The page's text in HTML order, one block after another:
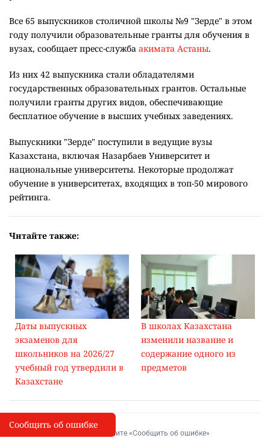
Все 65 выпускников столичной школы №9 "Зерде" в этом
году получили образовательные гранты для обучения в
вузах, сообщает пресс-служба акимата Астаны.
Из них 42 выпускника стали обладателями
государственных образовательных грантов. Остальные
получили гранты других видов, обеспечивающие
бесплатное обучение в высших учебных заведениях.
Выпускники "Зерде" поступили в ведущие вузы
Казахстана, включая Назарбаев Университет и
национальные университеты. Некоторые продолжат
обучение в университетах, входящих в топ-50 мирового
рейтинга.
Читайте также:
Даты выпускных
экзаменов для
школьников на 2026/27
учебный год утвердили в
Казахстане
В школах Казахстана
изменили название и
содержание одного из
предметов
I
Сообщить об опечатке
Выделите фрагмент и нажмите «Сообщить об ошибке»
Сообщить об ошибке